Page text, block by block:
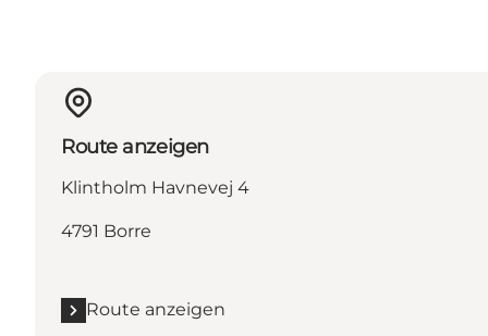
Route anzeigen
Klintholm Havnevej 4
4791 Borre
Route anzeigen